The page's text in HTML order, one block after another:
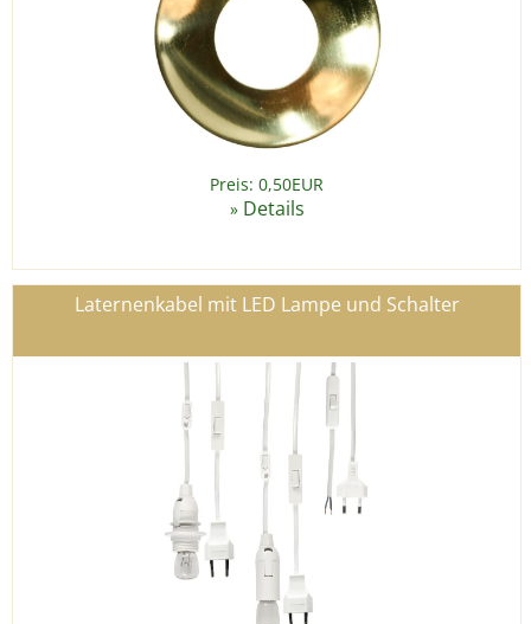
Preis: 0,50EUR
» Details
Laternenkabel mit LED Lampe und Schalter